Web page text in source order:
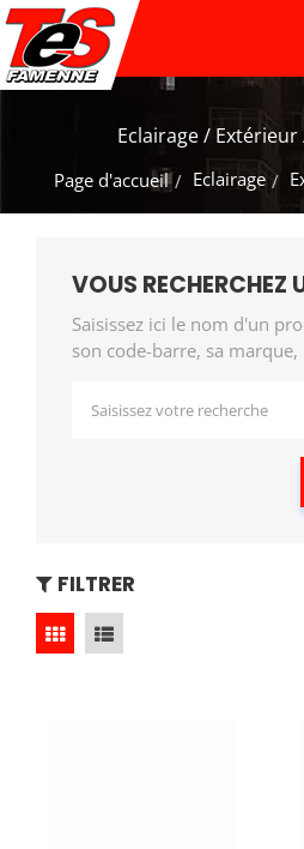
Eclairage /
Page d'accueil Eclairage
VOUS RECHERCHEZ
Saisissez ici le nom d'un
son code-barre, sa marque,
FILTRER